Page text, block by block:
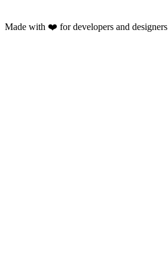
Made with ❤️ for developers and designers